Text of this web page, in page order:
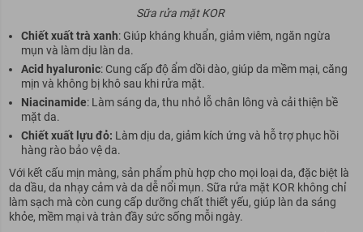
Sữa rửa mặt KOR
Chiết xuất trà xanh: Giúp kháng khuẩn, giảm viêm, ngăn ngừa
mụn và làm dịu làn da.
Acid hyaluronic: Cung cấp độ ẩm dồi dào, giúp da mềm mại, căng
mịn và không bị khô sau khi rửa mặt.
Niacinamide: Làm sáng da, thu nhỏ lỗ chân lông và cải thiện bề
mặt da.
Chiết xuất lựu đỏ: Làm dịu da, giảm kích ứng và hỗ trợ phục hồi
hàng rào bảo vệ da.
Với kết cấu mịn màng, sản phẩm phù hợp cho mọi loại da, đặc biệt là
da dầu, da nhạy cảm và da dễ nổi mụn. Sữa rửa mặt KOR không chỉ
làm sạch mà còn cung cấp dưỡng chất thiết yếu, giúp làn da sáng
khỏe, mềm mại và tràn đầy sức sống mỗi ngày.